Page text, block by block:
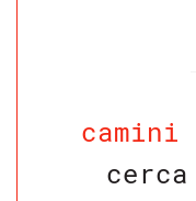
camini